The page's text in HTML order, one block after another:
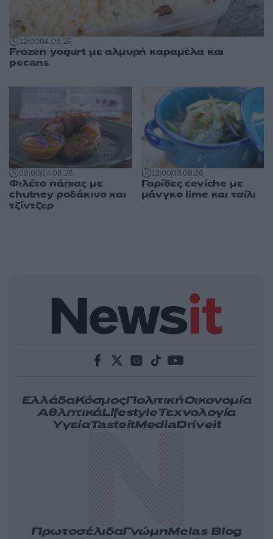
12:0004.08.26
Frozen yogurt με αλμυρή καραμέλα και
pecans
08:0004.08.26
Φιλέτο πάπιας με
chutney ροδάκινο και
τζίντζερ
12:0003.08.26
Γαρίδες ceviche με
μάνγκο lime και τσίλι
ΕλλάδαΚόσμοςΠολιτικήΟικονομία
ΑθλητικάLifestyleΤεχνολογία
ΥγείαTasteitMediaDriveit
ΠρωτοσέλιδαΓνώμηMelas Blog